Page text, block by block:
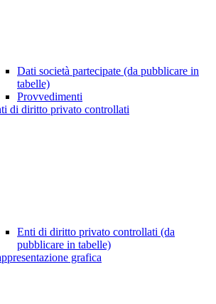
Dati società partecipate (da pubblicare in
tabelle)
Provvedimenti
di diritto privato controllati
Enti di diritto privato controllati (da
pubblicare in tabelle)
grafica